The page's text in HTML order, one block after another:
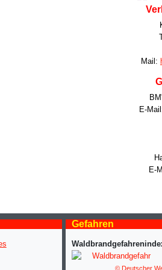
Mail:
E-
E-
Gefahren
© Deutscher